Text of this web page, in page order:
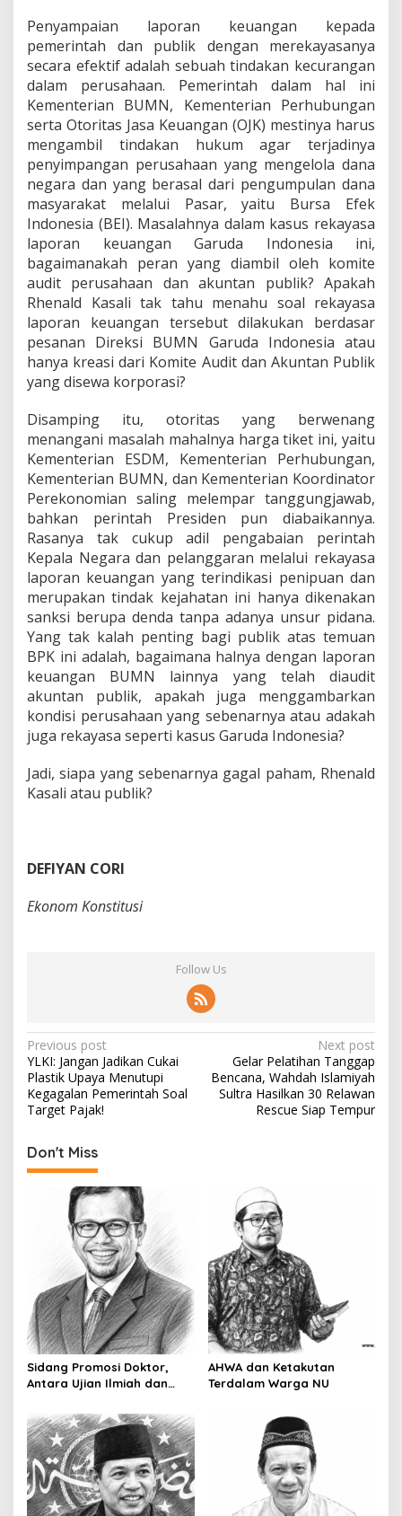
Penyampaian laporan keuangan kepada
pemerintah dan publik dengan merekayasanya
secara efektif adalah sebuah tindakan kecurangan
dalam perusahaan. Pemerintah dalam hal ini
Kementerian BUMN, Kementerian Perhubungan
serta Otoritas Jasa Keuangan (OJK) mestinya harus
mengambil tindakan hukum agar terjadinya
penyimpangan perusahaan yang mengelola dana
negara dan yang berasal dari pengumpulan dana
masyarakat melalui Pasar, yaitu Bursa Efek
Indonesia (BEI). Masalahnya dalam kasus rekayasa
laporan keuangan Garuda Indonesia ini,
bagaimanakah peran yang diambil oleh komite
audit perusahaan dan akuntan publik? Apakah
Rhenald Kasali tak tahu menahu soal rekayasa
laporan keuangan tersebut dilakukan berdasar
pesanan Direksi BUMN Garuda Indonesia atau
hanya kreasi dari Komite Audit dan Akuntan Publik
yang disewa korporasi?
Disamping itu, otoritas yang berwenang
menangani masalah mahalnya harga tiket ini, yaitu
Kementerian ESDM, Kementerian Perhubungan,
Kementerian BUMN, dan Kementerian Koordinator
Perekonomian saling melempar tanggungjawab,
bahkan perintah Presiden pun diabaikannya.
Rasanya tak cukup adil pengabaian perintah
Kepala Negara dan pelanggaran melalui rekayasa
laporan keuangan yang terindikasi penipuan dan
merupakan tindak kejahatan ini hanya dikenakan
sanksi berupa denda tanpa adanya unsur pidana.
Yang tak kalah penting bagi publik atas temuan
BPK ini adalah, bagaimana halnya dengan laporan
keuangan BUMN lainnya yang telah diaudit
akuntan publik, apakah juga menggambarkan
kondisi perusahaan yang sebenarnya atau adakah
juga rekayasa seperti kasus Garuda Indonesia?
Jadi, siapa yang sebenarnya gagal paham, Rhenald
Kasali atau publik?
DEFIYAN CORI
Ekonom Konstitusi
Follow Us
P
o
s
n
a
t
i
o
n
Previous post
YLKI: Jangan Jadikan Cukai
Plastik Upaya Menutupi
Kegagalan Pemerintah Soal
Target Pajak!
Next post
Gelar Pelatihan Tanggap
Bencana, Wahdah Islamiyah
Sultra Hasilkan 30 Relawan
Rescue Siap Tempur
Don't Miss
Sidang Promosi Doktor,
Antara Ujian Ilmiah dan
AHWA dan Ketakutan
Terdalam Warga NU